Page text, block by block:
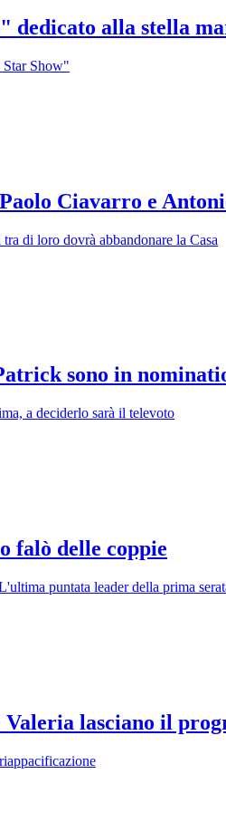
dedicato alla stella
Show"
Ciavarro e
di loro dovrà abbandonare la Casa
sono in
a deciderlo sarà il televoto
falò delle coppie
puntata leader della prima
lasciano il